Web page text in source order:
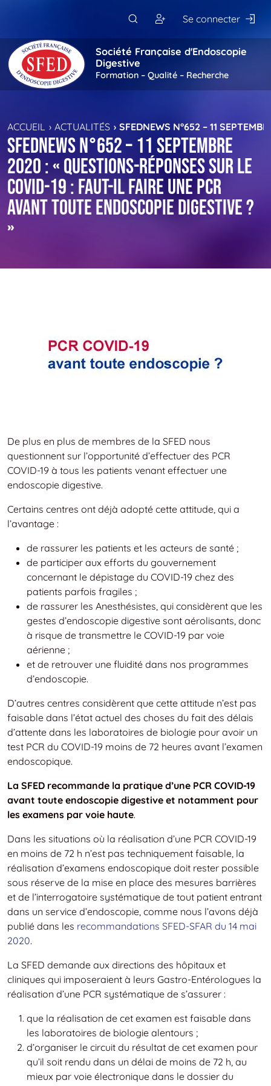
Se connecter
Société Française d'Endoscopie
Digestive
Formation – Qualité – Recherche
ACCUEIL ACTUALITÉS SFEDNEWS N°652 – 11
SFEDNews n°652 – 11 septembre
2020 : « Questions-réponses sur le
COVID-19 : faut-il faire une PCR
avant toute endoscopie digestive ?
»
De plus en plus de membres de la SFED nous
questionnent sur l’opportunité d’effectuer des PCR
COVID-19 à tous les patients venant effectuer une
endoscopie digestive.
Certains centres ont déjà adopté cette attitude, qui a
l’avantage :
de rassurer les patients et les acteurs de santé ;
de participer aux efforts du gouvernement
concernant le dépistage du COVID-19 chez des
patients parfois fragiles ;
de rassurer les Anesthésistes, qui considèrent que les
gestes d’endoscopie digestive sont aérolisants, donc
à risque de transmettre le COVID-19 par voie
aérienne ;
et de retrouver une fluidité dans nos programmes
d’endoscopie.
D’autres centres considèrent que cette attitude n’est pas
faisable dans l’état actuel des choses du fait des délais
d’attente dans les laboratoires de biologie pour avoir un
test PCR du COVID-19 moins de 72 heures avant l’examen
endoscopique.
La SFED recommande la pratique d’une PCR COVID-19
avant toute endoscopie digestive et notamment pour
les examens par voie haute.
Dans les situations où la réalisation d’une PCR COVID-19
en moins de 72 h n’est pas techniquement faisable, la
réalisation d’examens endoscopique doit rester possible
sous réserve de la mise en place des mesures barrières
et de l’interrogatoire systématique de tout patient entrant
dans un service d’endoscopie, comme nous l’avons déjà
publié dans les recommandations SFED-SFAR du 14 mai
2020.
La SFED demande aux directions des hôpitaux et
cliniques qui imposeraient à leurs Gastro-Entérologues la
réalisation d’une PCR systématique de s’assurer :
que la réalisation de cet examen est faisable dans
les laboratoires de biologie alentours ;
d’organiser le circuit du résultat de cet examen pour
qu’il soit rendu dans un délai de moins de 72 h, au
mieux par voie électronique dans le dossier du